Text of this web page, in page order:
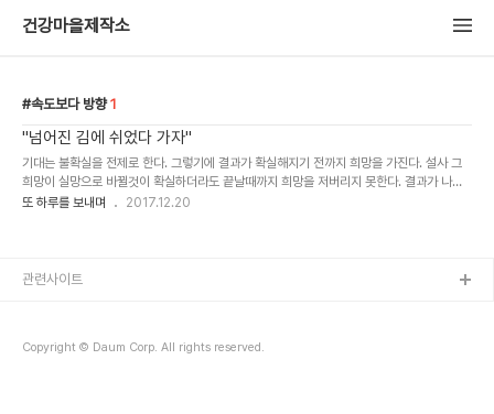
건강마을제작소
속도보다 방향 1
"넘어진 김에 쉬었다 가자"
기대는 불확실을 전제로 한다. 그렇기에 결과가 확실해지기 전까지 희망을 가진다. 설사 그
희망이 실망으로 바뀔것이 확실하더라도 끝날때까지 희망을 저버리지 못한다. 결과가 나왔
다. 실망이다. 이럴땐 한동안 쉬이 마음 잡히지 않을 것이다. "넘어진 김에 쉬었다 간다"는 말
또 하루를 보내며 2017.12.20
Copyright © Daum Corp. All rights reserved.
관련사이트